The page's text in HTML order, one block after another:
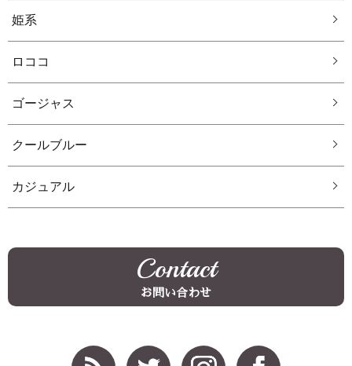
姫系
ロココ
ゴージャス
クールブルー
カジュアル
Contact
お問い合わせ